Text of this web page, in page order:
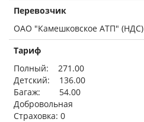
Перевозчик
ОАО "Камешковское АТП" (НДС)
Тариф
Полный: 271.00
Детский: 136.00
Багаж: 54.00
Добровольная
Страховка: 0